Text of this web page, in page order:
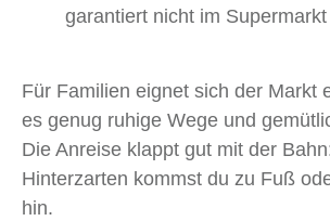
garantiert nicht im
Für Familien eignet sich der Markt
es genug ruhige Wege und
Die Anreise klappt gut mit der
Hinterzarten kommst du zu Fuß
hin.